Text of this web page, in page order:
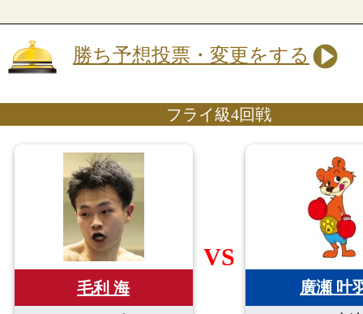
勝ち予想投票・変更をする
フライ級4回戦
毛利 海
VS
廣瀬 叶